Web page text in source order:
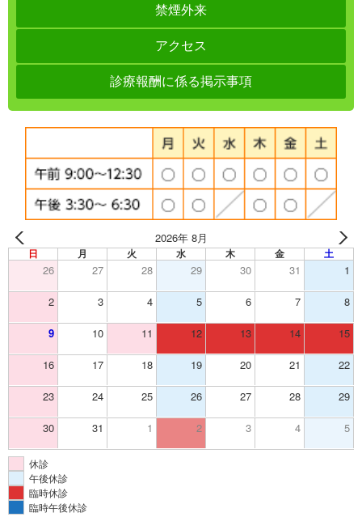
禁煙外来
アクセス
診療報酬に係る掲示事項
2026年 8月
日 月 火 水 木 金 土
26 27 28 29 30 31 1
2 3 4 5 6 7 8
9 10 11 12 13 14 15
16 17 18 19 20 21 22
23 24 25 26 27 28 29
30 31 1 2 3 4 5
休診
午後休診
臨時休診
臨時午後休診